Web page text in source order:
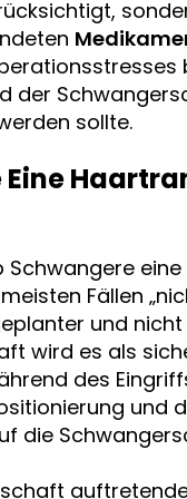
sollte.
Eine
Schwangere eine
Fällen
und
wird es als
des
die